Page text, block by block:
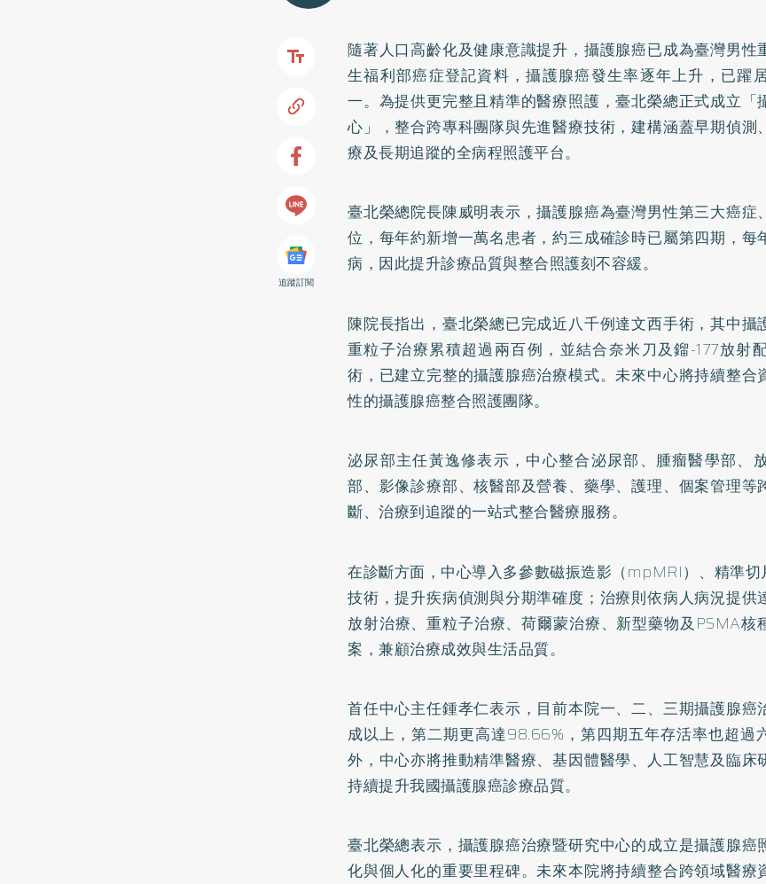
追蹤訂閱
隨著人口高齡化及健康意識提升，攝護腺癌已成為臺灣男性
生福利部癌症登記資料，攝護腺癌發生率逐年上升，已躍
一。為提供更完整且精準的醫療照護，臺北榮總正式成立「
心」，整合跨專科團隊與先進醫療技術，建構涵蓋早期偵測
療及長期追蹤的全病程照護平台。
臺北榮總院長陳威明表示，攝護腺癌為臺灣男性第三大癌症
位，每年約新增一萬名患者，約三成確診時已屬第四期，每
病，因此提升診療品質與整合照護刻不容緩。
陳院長指出，臺北榮總已完成近八千例達文西手術，其中攝
重粒子治療累積超過兩百例，並結合奈米刀及鎦-177放射
術，已建立完整的攝護腺癌治療模式。未來中心將持續整合
性的攝護腺癌整合照護團隊。
泌尿部主任黃逸修表示，中心整合泌尿部、腫瘤醫學部、
部、影像診療部、核醫部及營養、藥學、護理、個案管理等
斷、治療到追蹤的一站式整合醫療服務。
在診斷方面，中心導入多參數磁振造影（mpMRI）、精準
技術，提升疾病偵測與分期準確度；治療則依病人病況提供
放射治療、重粒子治療、荷爾蒙治療、新型藥物及PSMA核
案，兼顧治療成效與生活品質。
首任中心主任鍾孝仁表示，目前本院一、二、三期攝護腺癌
成以上，第二期更高達98.66%，第四期五年存活率也超過
外，中心亦將推動精準醫療、基因體醫學、人工智慧及臨床
持續提升我國攝護腺癌診療品質。
臺北榮總表示，攝護腺癌治療暨研究中心的成立是攝護腺癌
化與個人化的重要里程碑。未來本院將持續整合跨領域醫療